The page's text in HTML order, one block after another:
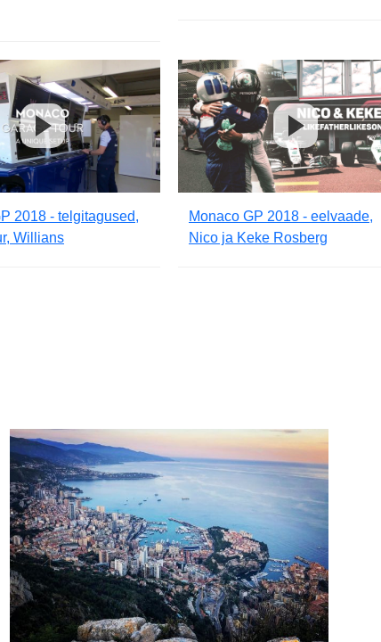
2018 - telgitagused,
Willians
Monaco GP 2018 - eelvaade,
Nico ja Keke Rosberg